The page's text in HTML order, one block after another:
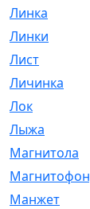
Линка
Линки
Лист
Личинка
Лок
Лыжа
Магнитола
Магнитофон
Манжет